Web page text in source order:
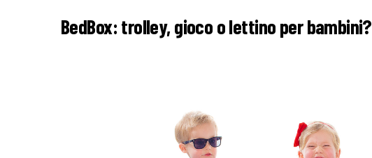
BedBox: trolley, gioco o lettino per bambini?